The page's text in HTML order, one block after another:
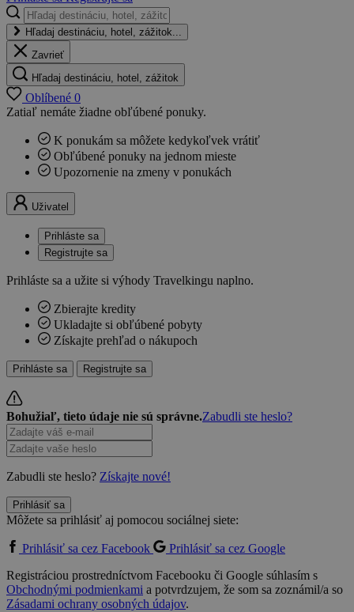
Hľadaj destináciu, hotel, zážitok...
Zavrieť
Hľadaj destináciu, hotel, zážitok
Oblíbené 0
Zatiaľ nemáte žiadne obľúbené ponuky.
K ponukám sa môžete kedykoľvek vrátiť
Obľúbené ponuky na jednom mieste
Upozornenie na zmeny v ponukách
Uživatel
Prihláste sa
Registrujte sa
Prihláste sa a užite si výhody Travelkingu naplno.
Zbierajte kredity
Ukladajte si obľúbené pobyty
Získajte prehľad o nákupoch
Prihláste sa Registrujte sa
Bohužiaľ, tieto údaje nie sú správne.Zabudli ste heslo?
Zabudli ste heslo? Získajte nové!
Prihlásiť sa
Môžete sa prihlásiť aj pomocou sociálnej siete:
Prihlásiť sa cez Facebook
Prihlásiť sa cez Google
Registráciou prostredníctvom Facebooku či Google súhlasím s
Obchodnými podmienkami a potvrdzujem, že som sa zoznámil/a so
Zásadami ochrany osobných údajov.